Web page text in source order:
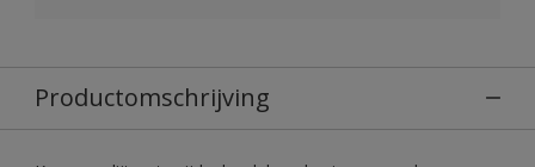
Productomschrijving